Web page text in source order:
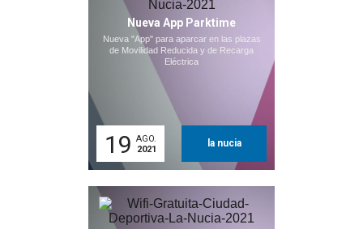
Nueva App Parktime
Nueva "App" para aparcar en las plazas
de Movilidad Reducida y de Recarga
Eléctrica
19 AGO.
2021
la nucia